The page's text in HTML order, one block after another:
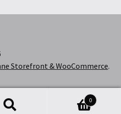
Storefront & WooCommerce.
0